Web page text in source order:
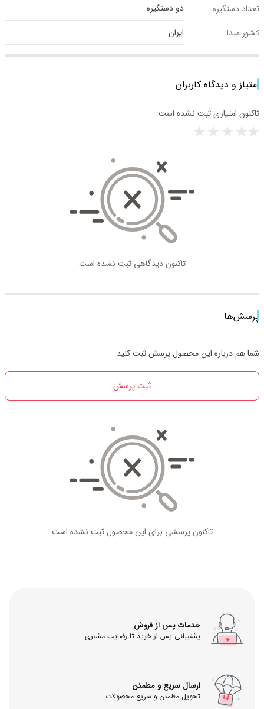
تعداد دستگیره
دو دستگیره
کشور مبدا
ایران
امتیاز و دیدگاه کاربران
تاکنون امتیازی ثبت نشده است
تاکنون دیدگاهی ثبت نشده است
پرسش‌ها
شما هم درباره این محصول پرسش ثبت کنید
ثبت پرسش
تاکنون پرسشی برای این محصول ثبت نشده است
خدمات پس از فروش
پشتیبانی پس از خرید تا رضایت مشتری
ارسال سریع و مطمئن
تحویل مطمئن و سریع محصولات